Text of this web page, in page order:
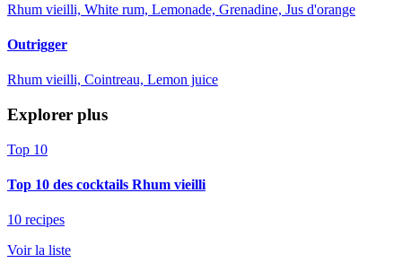
Rhum vieilli, White rum, Lemonade, Grenadine, Jus d'orange
Outrigger
Rhum vieilli, Cointreau, Lemon juice
Explorer plus
Top 10
Top 10 des cocktails Rhum vieilli
10 recipes
Voir la liste